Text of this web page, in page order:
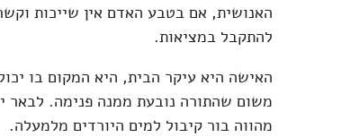
האנושית, אם בטבע האדם אין שייכות
להתקבל במציאות.
האישה היא עיקר הבית, היא המקום בו
משום שהתורה נובעת ממנה פנימה. לבאר
מהווה בור קיבול למים היורדים מלמעלה.